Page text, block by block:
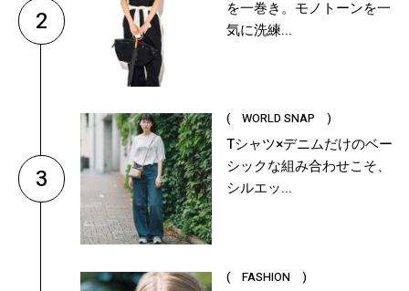
2
を一巻き。モノトーンを一
気に洗練...
3
( WORLD SNAP )
Tシャツ×デニムだけのベー
シックな組み合わせこそ、
シルエッ...
( FASHION )